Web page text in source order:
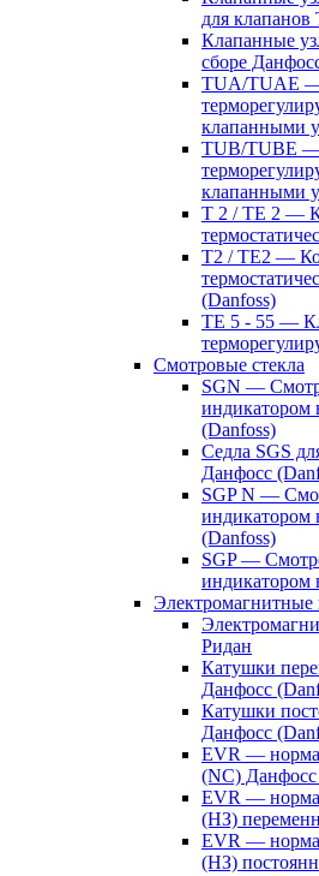
для
Клапанные
сборе
TUA/TUAE
клапанными
TUB/TUBE
клапанными
T 2 / TE 2 —
T2 / TE2 —
(Danfoss)
TE 5 - 55 —
Смотровые стекла
SGN —
индикатором
(Danfoss)
Седла SGS
Данфосс
SGP N —
индикатором
(Danfoss)
SGP —
индикатором
Ридан
Катушки
Данфосс
Катушки
Данфосс
EVR —
(NC) Данфосс
EVR —
(НЗ)
EVR —
(НЗ)